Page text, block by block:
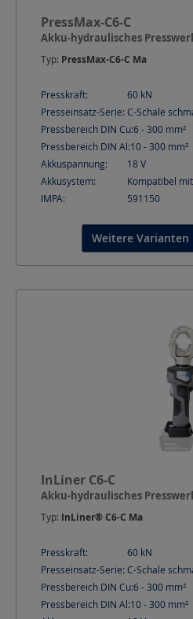
PressMax-C6-C
Akku-hydraulisches
Typ: PressMax-C6-C Ma
Presskraft: 60 kN
Presseinsatz-Serie: C-Schale
Pressbereich DIN Cu:6 - 300 mm²
Pressbereich DIN Al:10 - 300 mm²
Akkuspannung:
18V
Akkusystem:
Kompatibel
IMPA:
591150
Weitere Varianten
InLiner C6-C
Akku-hydraulisches
Typ: InLiner® C6-C Ma
Presskraft: 60 kN
Presseinsatz-Serie: C-Schale
Pressbereich DIN Cu:6 - 300 mm²
Pressbereich DIN Al:10 - 300 mm²